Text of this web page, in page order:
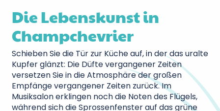
Die Lebenskunst in
Champchevrier
Schieben Sie die Tür zur Küche auf, in der das uralte
Kupfer glänzt: Die Düfte vergangener Zeiten
versetzen Sie in die Atmosphäre der großen
Empfänge vergangener Zeiten zurück. Im
Musiksalon erklingen noch die Noten des Flügels,
während sich die Sprossenfenster auf das grüne